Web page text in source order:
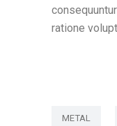
ratione
METAL